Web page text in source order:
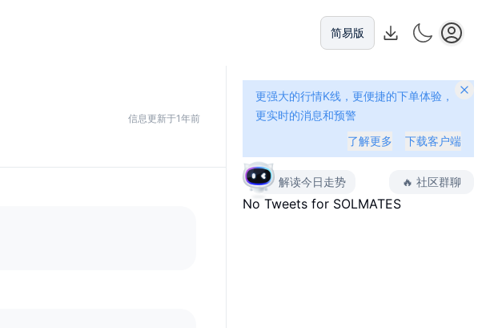
简易版
信息更新于1年前
更强大的行情K线，更便捷的下单体验，
更实时的消息和预警
了解更多
下载客户端
解读今日走势 🔥 社区群聊
No Tweets for SOLMATES